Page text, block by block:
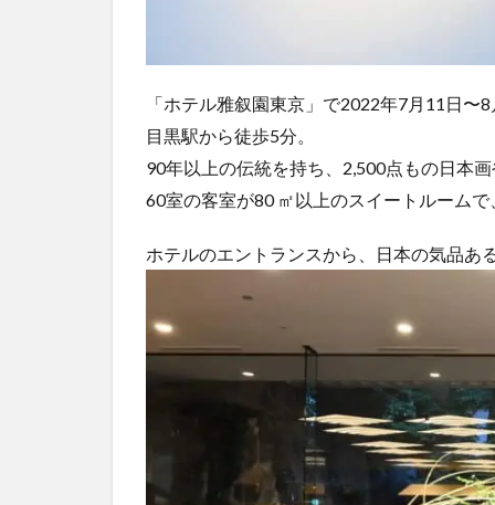
「ホテル雅叙園東京」で2022年7月11日
目黒駅から徒歩5分。
90年以上の伝統を持ち、2,500点もの日本
60室の客室が80 ㎡以上のスイートルーム
ホテルのエントランスから、日本の気品あ